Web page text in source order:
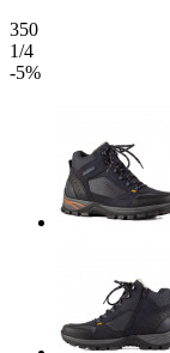
350
1/4
-5%